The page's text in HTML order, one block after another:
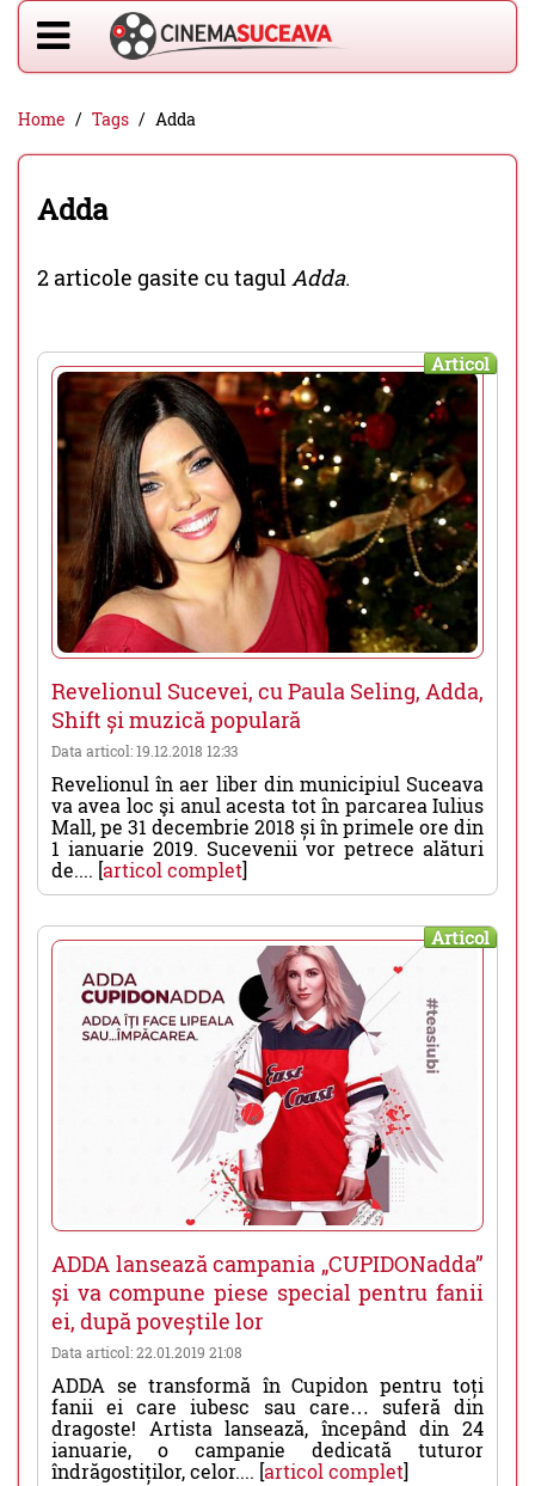
Home Tags Adda
Adda
2 articole gasite cu tagulAdda.
Articol
Revelionul Sucevei, cu Paula Seling, Adda,
Shift și muzică populară
Data articol: 19.12.2018 12:33
Revelionul în aer liber din municipiul Suceava
va avea loc şi anul acesta tot în parcarea Iulius
Mall, pe 31 decembrie 2018 și în primele ore din
1 ianuarie 2019. Sucevenii vor petrece alături
de.... [articol complet]
Articol
ADDA lansează campania „CUPIDONadda”
și va compune piese special pentru fanii
ei, după poveștile lor
Data articol: 22.01.2019 21:08
ADDA se transformă în Cupidon pentru toți
fanii ei care iubesc sau care… suferă din
dragoste! Artista lansează, începând din 24
ianuarie, o campanie dedicată tuturor
îndrăgostiților, celor.... [articol complet]